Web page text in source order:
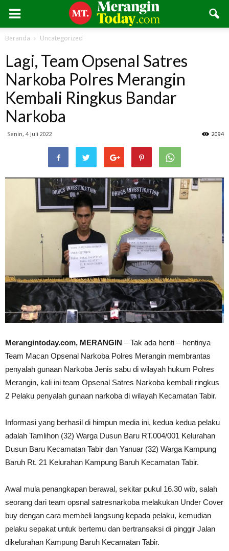
Beranda Uncategorized
Lagi, Team Opsenal Satres
Narkoba Polres Merangin
Kembali Ringkus Bandar
Narkoba
Senin, 4 Juli 2022 2094
Merangintoday.com, MERANGIN – Tak ada henti – hentinya
Team Macan Opsenal Narkoba Polres Merangin membrantas
penyalah gunaan Narkoba Jenis sabu di wilayah hukum Polres
Merangin, kali ini team Opsenal Satres Narkoba kembali ringkus
2 Pelaku penyalah gunaan narkoba di wilayah Kecamatan Tabir.
Informasi yang berhasil di himpun media ini, kedua kedua pelaku
adalah Tamlihon (32) Warga Dusun Baru RT.004/001 Kelurahan
Dusun Baru Kecamatan Tabir dan Yanuar (32) Warga Kampung
Baruh Rt. 21 Kelurahan Kampung Baruh Kecamatan Tabir.
Awal mula penangkapan berawal, sekitar pukul 16.30 wib, salah
seorang dari team opsnal satresnarkoba melakukan Under Cover
buy dengan cara membeli langsung kepada pelaku, kemudian
pelaku sepakat untuk bertemu dan bertransaksi di pinggir Jalan
dikelurahan Kampung Baruh Kecamatan Tabir.